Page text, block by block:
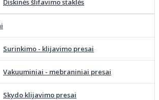
Diskinės šlifavimo staklės
Surinkimo - klijavimo presai
Vakuuminiai - mebraniniai presai
Skydo klijavimo presai